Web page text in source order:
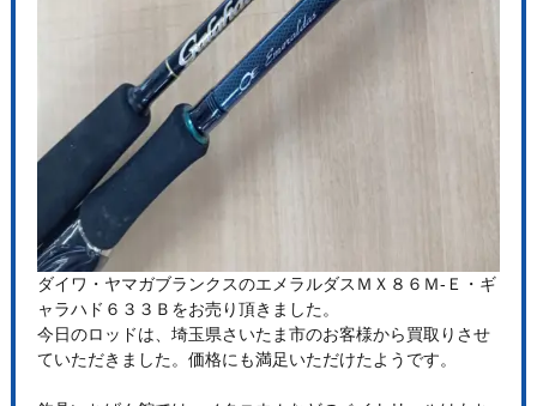
ダイワ・ヤマガブランクスのエメラルダスＭＸ８６Ｍ-Ｅ・ギ
ャラハド６３３Ｂをお売り頂きました。
今日のロッドは、埼玉県さいたま市のお客様から買取りさせ
ていただきました。価格にも満足いただけたようです。